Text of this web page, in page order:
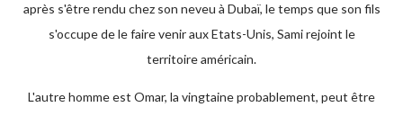
après s'être rendu chez son neveu à Dubaï, le temps que son fils
s'occupe de le faire venir aux Etats-Unis, Sami rejoint le
territoire américain.
L'autre homme est Omar, la vingtaine probablement, peut être